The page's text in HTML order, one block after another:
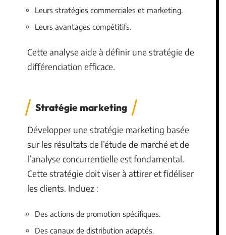
Leurs stratégies commerciales et marketing.
Leurs avantages compétitifs.
Cette analyse aide à définir une stratégie de
différenciation efficace.
Stratégie marketing
Développer une stratégie marketing basée
sur les résultats de l’étude de marché et de
l’analyse concurrentielle est fondamental.
Cette stratégie doit viser à attirer et fidéliser
les clients. Incluez :
Des actions de promotion spécifiques.
Des canaux de distribution adaptés.